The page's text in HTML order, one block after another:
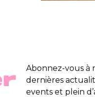
Abonnez-vous à
dernières
events et plein